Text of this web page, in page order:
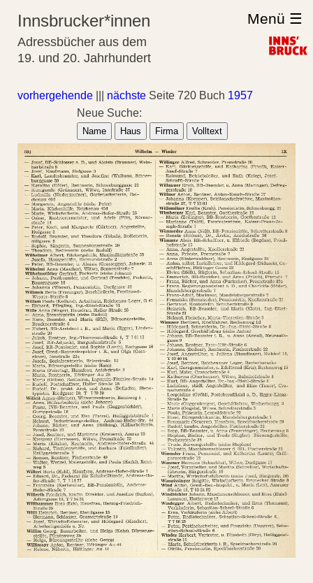
Innsbrucker*innen
Adressbücher aus dem
19. und 20. Jahrhundert
Menü ☰
vorhergehende nächste Seite 720 Buch 1957
Neue Suche:
Name Haus Firma Volltext